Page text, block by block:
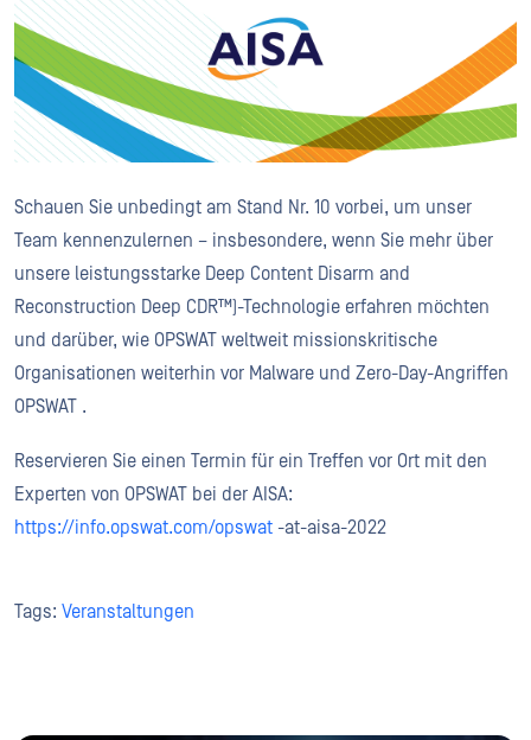
Schauen Sie unbedingt am Stand Nr. 10 vorbei, um unser
Team kennenzulernen – insbesondere, wenn Sie mehr über
unsere leistungsstarke Deep Content Disarm and
Reconstruction Deep CDR™)-Technologie erfahren möchten
und darüber, wie OPSWAT weltweit missionskritische
Organisationen weiterhin vor Malware und Zero-Day-Angriffen
OPSWAT .
Reservieren Sie einen Termin für ein Treffen vor Ort mit den
Experten von OPSWAT bei der AISA:
https://info.opswat.com/opswat -at-aisa-2022
Tags: Veranstaltungen